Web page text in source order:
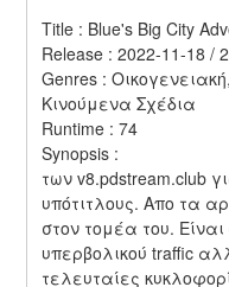
Title : Blue's Big City
Release : 2022-11-18 /
Genres :
Κινούμενα Σχέδια
Runtime : 74
Synopsis :
των v8.pdstream.club
υπότιτλους. Απο τα
στον τομέα του.
υπερβολικού traffic
τελευταίες